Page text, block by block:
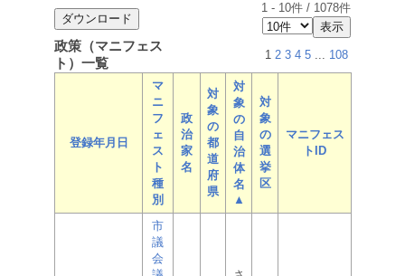
1 - 10件 / 1078件
政策（マニフェス
ト）一覧
1 2 3 4 5 ... 108
登録年月日
マ
ニ
フ
ェ
ス
ト
種
別
政
治
家
名
対
象
の
都
道
府
県
対
象
の
自
治
体
名
▲
対
象
の
選
挙
区
マニフェス
トID
市
議
会